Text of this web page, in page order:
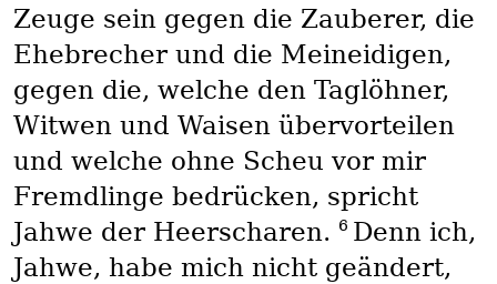
Zeuge sein gegen die Zauberer, die
Ehebrecher und die Meineidigen,
gegen die, welche den Taglöhner,
Witwen und Waisen übervorteilen
und welche ohne Scheu vor mir
Fremdlinge bedrücken, spricht
Jahwe der Heerscharen. 6 Denn ich,
Jahwe, habe mich nicht geändert,